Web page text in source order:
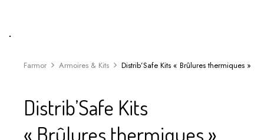
Farmor Armoires & Kits Distrib’Safe Kits « Brûlures thermiques »
Distrib’Safe Kits
« Brûlures thermiques »